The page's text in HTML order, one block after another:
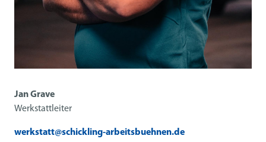
Jan Grave
Werkstattleiter
werkstatt@schickling-arbeitsbuehnen.de